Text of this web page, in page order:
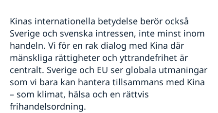
Kinas internationella betydelse berör också
Sverige och svenska intressen, inte minst inom
handeln. Vi för en rak dialog med Kina där
mänskliga rättigheter och yttrandefrihet är
centralt. Sverige och EU ser globala utmaningar
som vi bara kan hantera tillsammans med Kina
– som klimat, hälsa och en rättvis
frihandelsordning.